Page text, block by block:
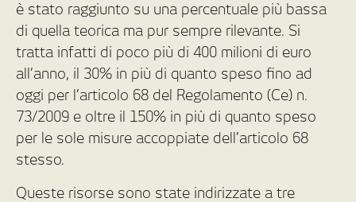
è stato raggiunto su una percentuale più bassa
di quella teorica ma pur sempre rilevante. Si
tratta infatti di poco più di 400 milioni di euro
all’anno, il 30% in più di quanto speso fino ad
oggi per l’articolo 68 del Regolamento (Ce) n.
73/2009 e oltre il 150% in più di quanto speso
per le sole misure accoppiate dell’articolo 68
stesso.
Queste risorse sono state indirizzate a tre